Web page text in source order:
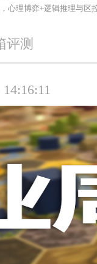
心理博弈+逻辑推理与区
评测